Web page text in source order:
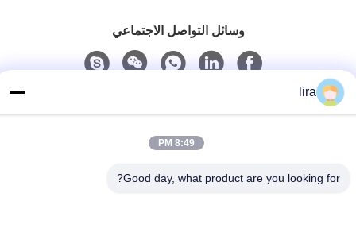
وسائل التواصل الاجتماعي
بريد إلكتروني
lira
8:49 PM
Good day, what product are you looking for?